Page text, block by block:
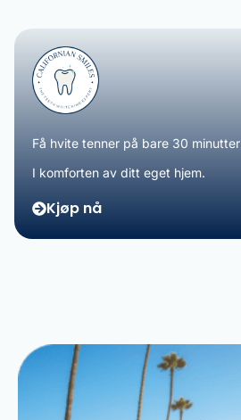
Få hvite tenner på bare 30 minutter
I komforten av ditt eget hjem.
Kjøp nå